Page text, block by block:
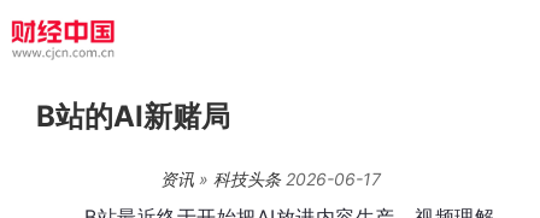
B站的AI新赌局
资讯» 科技头条2026-06-17